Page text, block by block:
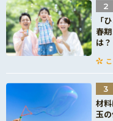
2
「
春
は
3
材
玉